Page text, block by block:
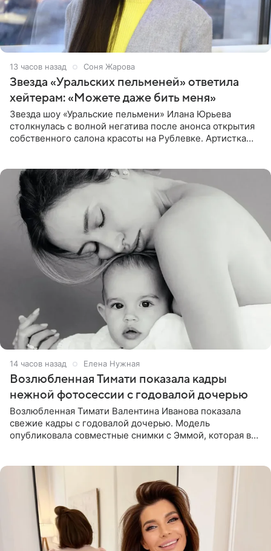
13 часов назад Соня Жарова
Звезда «Уральских пельменей» ответила
хейтерам: «Можете даже бить меня»
Звезда шоу «Уральские пельмени» Илана Юрьева
столкнулась с волной негатива после анонса открытия
собственного салона красоты на Рублевке. Артистка
14 часов назад Елена Нужная
Возлюбленная Тимати показала кадры
нежной фотосессии с годовалой дочерью
Возлюбленная Тимати Валентина Иванова показала
свежие кадры с годовалой дочерью. Модель
опубликовала совместные снимки с Эммой, которая в